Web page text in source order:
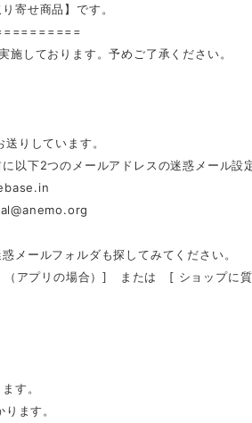
寄せ商品】です。
しております。予めご了承ください。
りしています。
以下2つのメールアドレスの迷惑メール設
メールフォルダも探してみてください。
アプリの場合）] または [ ショップに
す。
ます。